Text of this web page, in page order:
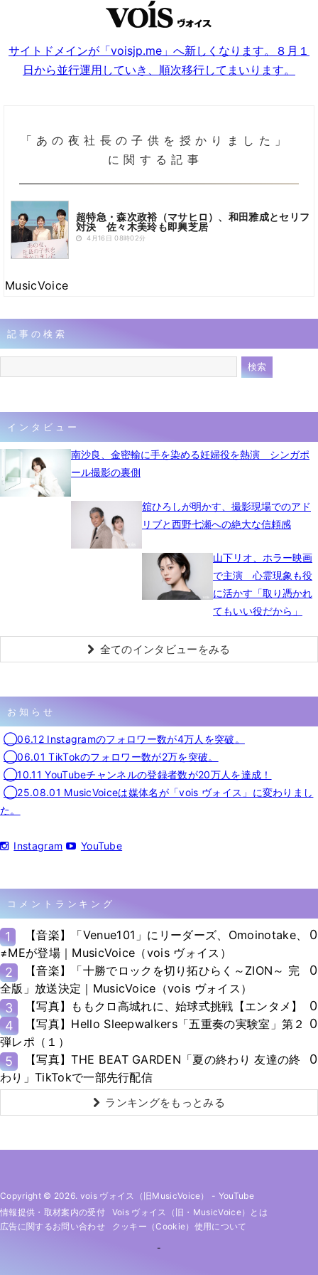
サイトドメインが「voisjp.me」へ新しくなります。８月１
日から並行運用していき、順次移行してまいります。
「あの夜社長の子供を授かりました」
に関する記事
超特急・森次政裕（マサヒロ）、和田雅成とセリフ
対決 佐々木美玲も即興芝居
4月16日 08時02分
MusicVoice
記事の検索
インタビュー
南沙良、金密輸に手を染める妊婦役を熱演 シンガポ
ール撮影の裏側
舘ひろしが明かす、撮影現場でのアド
リブと西野七瀬への絶大な信頼感
山下リオ、ホラー映画
で主演 心霊現象も役
に活かす「取り憑かれ
てもいい役だから」
全てのインタビューをみる
お知らせ
◯06.12 Instagramのフォロワー数が4万人を突破。
◯06.01 TikTokのフォロワー数が2万を突破。
◯10.11 YouTubeチャンネルの登録者数が20万人を達成！
◯25.08.01 MusicVoiceは媒体名が「vois ヴォイス」に変わりまし
た。
Instagram YouTube
コメントランキング
1
【音楽】「Venue101」にリーダーズ、Omoinotake、
≠MEが登場｜MusicVoice（vois ヴォイス）
0
2
【音楽】「十勝でロックを切り拓ひらく～ZION～ 完
全版」放送決定｜MusicVoice（vois ヴォイス）
0
3 【写真】ももクロ高城れに、始球式挑戦【エンタメ】
0
4
【写真】Hello Sleepwalkers「五重奏の実験室」第２
弾レポ（１）
0
5
【写真】THE BEAT GARDEN「夏の終わり 友達の終
わり」TikTokで一部先行配信
0
ランキングをもっとみる
Copyright © 2026. vois ヴォイス（旧MusicVoice） - YouTube
情報提供・取材案内の受付
Vois ヴォイス（旧・MusicVoice）とは
広告に関するお問い合わせ
クッキー（cookie）使用について
-